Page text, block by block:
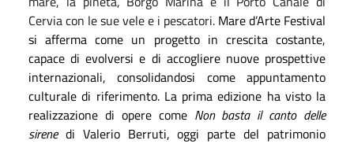
Cervia con le sue vele e i pescatori. Mare d’Arte Festival
si afferma come un progetto in crescita costante,
capace di evolversi e di accogliere nuove prospettive
internazionali, consolidandosi come appuntamento
culturale di riferimento. La prima edizione ha visto la
realizzazione di opere come Non basta il canto delle
sirenedi Valerio Berruti, oggi parte del patrimonio